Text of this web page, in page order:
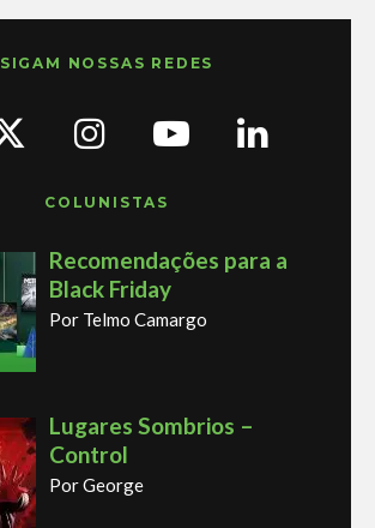
SIGAM NOSSAS REDES
COLUNISTAS
Recomendações para a
Black Friday
Por Telmo Camargo
Lugares Sombrios –
Control
Por George